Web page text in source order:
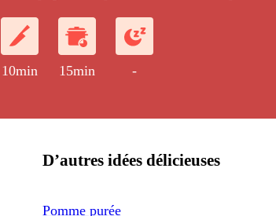
10min 15min -
D’autres idées délicieuses
Pomme purée